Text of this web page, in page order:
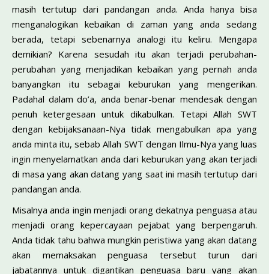
masih tertutup dari pandangan anda. Anda hanya bisa
menganalogikan kebaikan di zaman yang anda sedang
berada, tetapi sebenarnya analogi itu keliru. Mengapa
demikian? Karena sesudah itu akan terjadi perubahan-
perubahan yang menjadikan kebaikan yang pernah anda
banyangkan itu sebagai keburukan yang mengerikan.
Padahal dalam do’a, anda benar-benar mendesak dengan
penuh ketergesaan untuk dikabulkan. Tetapi Allah SWT
dengan kebijaksanaan-Nya tidak mengabulkan apa yang
anda minta itu, sebab Allah SWT dengan Ilmu-Nya yang luas
ingin menyelamatkan anda dari keburukan yang akan terjadi
di masa yang akan datang yang saat ini masih tertutup dari
pandangan anda.
Misalnya anda ingin menjadi orang dekatnya penguasa atau
menjadi orang kepercayaan pejabat yang berpengaruh.
Anda tidak tahu bahwa mungkin peristiwa yang akan datang
akan memaksakan penguasa tersebut turun dari
jabatannya untuk digantikan penguasa baru yang akan